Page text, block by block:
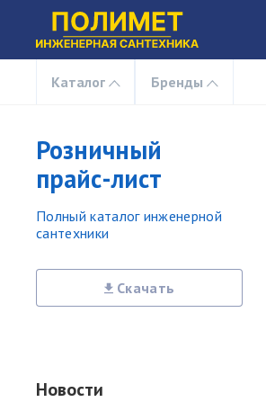
Каталог Бренды
Розничный
прайс-лист
Полный каталог инженерной
сантехники
Скачать
Новости